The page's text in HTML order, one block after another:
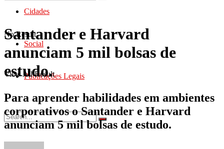
Cidades
Social
Publicações Legais
No Result
View All Result
Santander e Harvard
anunciam 5 mil bolsas de
estudo.
Para aprender habilidades em ambientes
corporativos o Santander e Harvard
anunciam 5 mil bolsas de estudo.